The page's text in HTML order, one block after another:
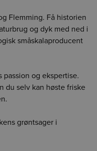
Flemming. Få historien
og dyk med ned i
småskalaproducent
passion og ekspertise.
du selv kan høste friske
grøntsager i
for at fortsætte med at
kuldioxid, der er
varen i kurven med
at fortsætte.
en afdeling